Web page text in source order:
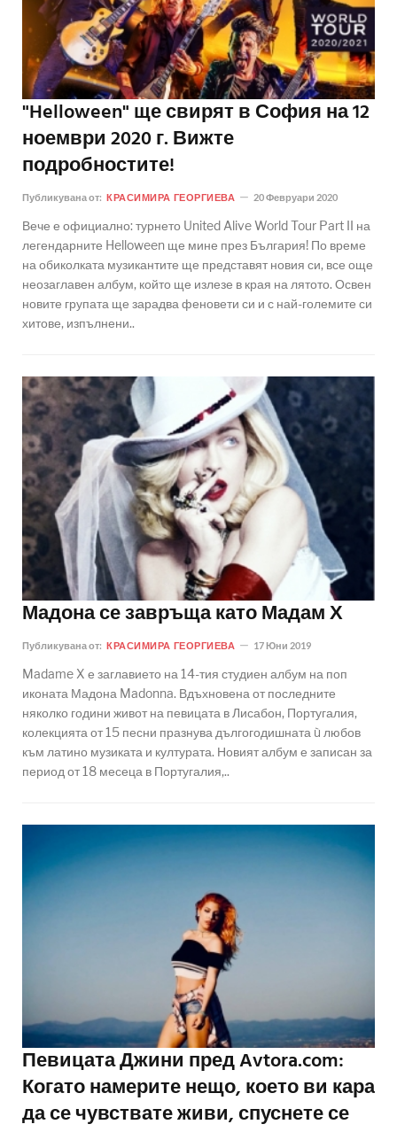
"Helloween" ще свирят в София на 12
ноември 2020 г. Вижте
подробностите!
Публикувана от: КРАСИМИРА ГЕОРГИЕВА 20 Февруари 2020
Вече е официално: турнето United Alive World Tour Part II на
легендарните Helloween ще мине през България! По време
на обиколката музикантите ще представят новия си, все още
неозаглавен албум, който ще излезе в края на лятото. Освен
новите групата ще зарадва феновети си и с най-големите си
хитове, изпълнени..
Мадона се завръща като Мадам Х
Публикувана от: КРАСИМИРА ГЕОРГИЕВА 17 Юни 2019
Madame X е заглавието на 14-тия студиен албум на поп
иконата Мадона Madonna. Вдъхновена от последните
няколко години живот на певицата в Лисабон, Португалия,
колекцията от 15 песни празнува дългогодишната ù любов
към латино музиката и културата. Новият албум е записан за
период от 18 месеца в Португалия,..
Певицата Джини пред Avtora.com:
Когато намерите нещо, което ви кара
да се чувствате живи, спуснете се